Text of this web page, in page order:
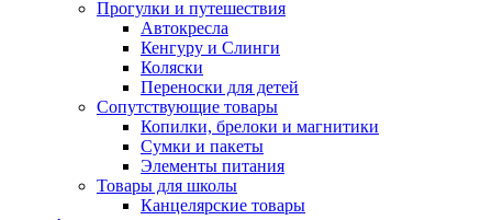
Прогулки и путешествия
Автокресла
Кенгуру и Слинги
Коляски
Переноски для детей
Сопутствующие товары
Копилки, брелоки и магнитики
Сумки и пакеты
Элементы питания
Товары для школы
Канцелярские товары